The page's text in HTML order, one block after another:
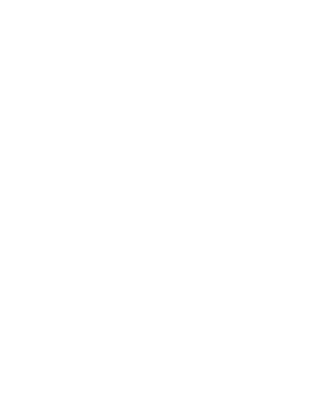
was hij onverzoenlijk ten
maar hij was barmhartig voor
De vasthoudendheid van de
verdediging van de universele
zedelijke normen heeft niets
zich. Ze dient enkel en alleen
van de mens: Omdat er
tegen haar geen vrijheid kan
categorische, dat wil zeggen
compromisloze verdediging
nooit prijs te geven eisen van
waarde van de mens, weg en
voorwaarde voor de vrijheid